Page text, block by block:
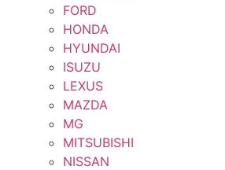
FORD
HONDA
HYUNDAI
ISUZU
LEXUS
MAZDA
MG
MITSUBISHI
NISSAN